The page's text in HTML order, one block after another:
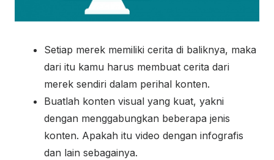
Setiap merek memiliki cerita di baliknya, maka
dari itu kamu harus membuat cerita dari
merek sendiri dalam perihal konten.
Buatlah konten visual yang kuat, yakni
dengan menggabungkan beberapa jenis
konten. Apakah itu video dengan infografis
dan lain sebagainya.